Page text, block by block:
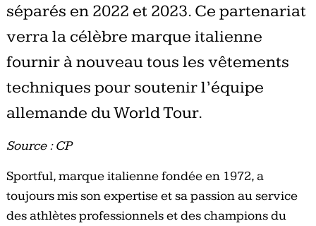
séparés en 2022 et 2023. Ce partenariat
verra la célèbre marque italienne
fournir à nouveau tous les vêtements
techniques pour soutenir l’équipe
allemande du World Tour.
Source : CP
Sportful, marque italienne fondée en 1972, a
toujours mis son expertise et sa passion au service
des athlètes professionnels et des champions du